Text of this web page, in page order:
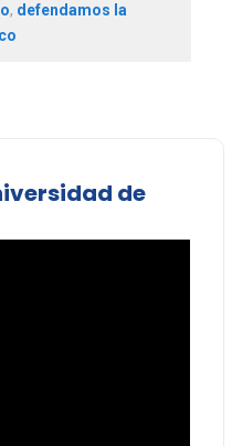
, defendamos la
de